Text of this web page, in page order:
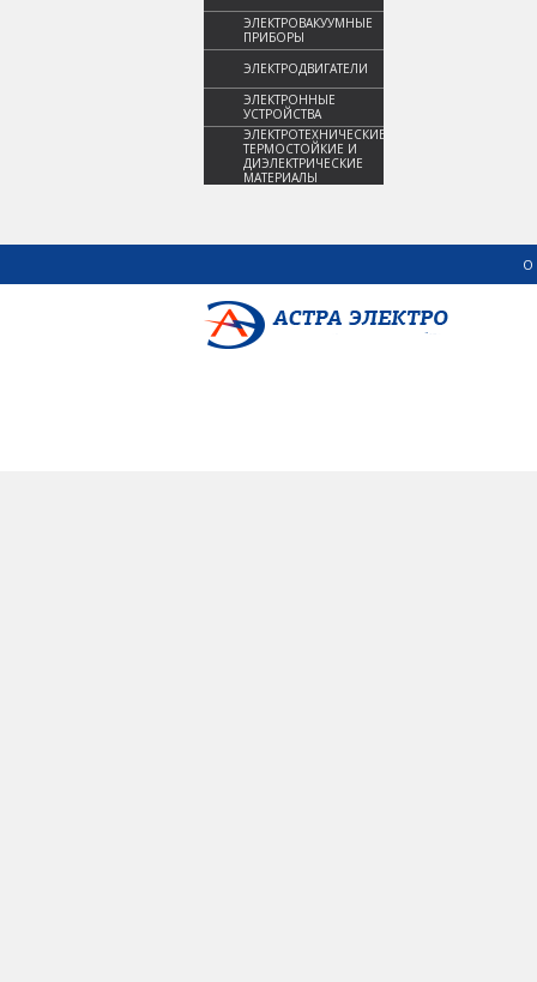
ЭЛЕКТРОВАКУУМНЫЕ
ПРИБОРЫ
ЭЛЕКТРОДВИГАТЕЛИ
ЭЛЕКТРОННЫЕ
УСТРОЙСТВА
ЭЛЕКТРОТЕХНИЧЕСКИЕ,
ТЕРМОСТОЙКИЕ И
ДИЭЛЕКТРИЧЕСКИЕ
МАТЕРИАЛЫ